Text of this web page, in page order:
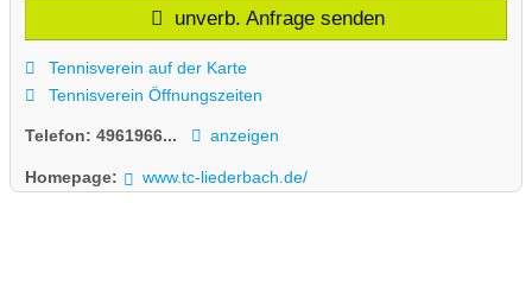
unverb. Anfrage senden
Tennisverein auf der Karte
Tennisverein Öffnungszeiten
Telefon: 4961966... anzeigen
Homepage: www.tc-liederbach.de/